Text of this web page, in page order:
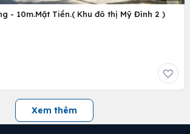
- 10m.Mặt Tiền.( Khu đô thị Mỹ Đình 2 )
Xem thêm